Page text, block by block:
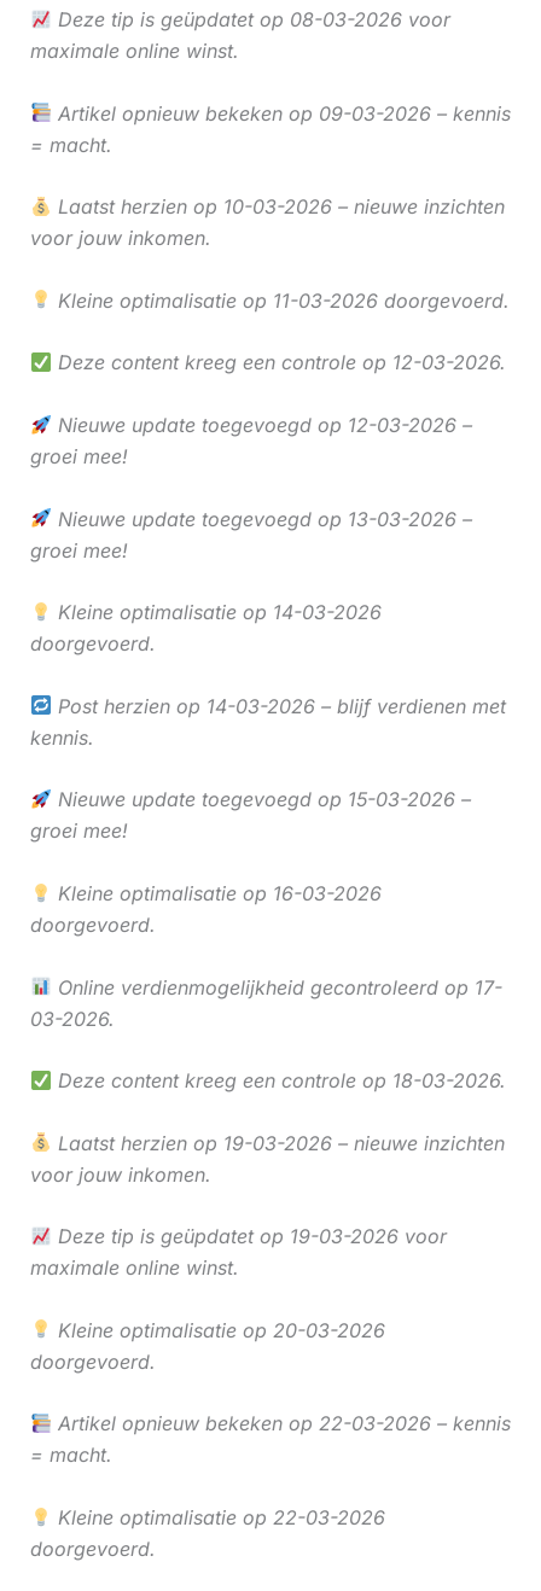
Deze tip is geüpdatet op 08-03-2026 voor
maximale online winst.
Artikel opnieuw bekeken op 09-03-2026 – kennis
= macht.
Laatst herzien op 10-03-2026 – nieuwe inzichten
voor jouw inkomen.
Kleine optimalisatie op 11-03-2026 doorgevoerd.
Deze content kreeg een controle op 12-03-2026.
Nieuwe update toegevoegd op 12-03-2026 –
groei mee!
Nieuwe update toegevoegd op 13-03-2026 –
groei mee!
Kleine optimalisatie op 14-03-2026
doorgevoerd.
Post herzien op 14-03-2026 – blijf verdienen met
kennis.
Nieuwe update toegevoegd op 15-03-2026 –
groei mee!
Kleine optimalisatie op 16-03-2026
doorgevoerd.
Online verdienmogelijkheid gecontroleerd op 17-
03-2026.
Deze content kreeg een controle op 18-03-2026.
Laatst herzien op 19-03-2026 – nieuwe inzichten
voor jouw inkomen.
Deze tip is geüpdatet op 19-03-2026 voor
maximale online winst.
Kleine optimalisatie op 20-03-2026
doorgevoerd.
Artikel opnieuw bekeken op 22-03-2026 – kennis
= macht.
Kleine optimalisatie op 22-03-2026
doorgevoerd.